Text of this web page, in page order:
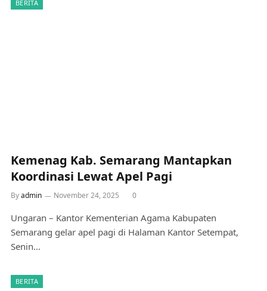
BERITA
Kemenag Kab. Semarang Mantapkan
Koordinasi Lewat Apel Pagi
Byadmin November 24, 2025 0
Ungaran – Kantor Kementerian Agama Kabupaten
Semarang gelar apel pagi di Halaman Kantor Setempat,
Senin…
BERITA